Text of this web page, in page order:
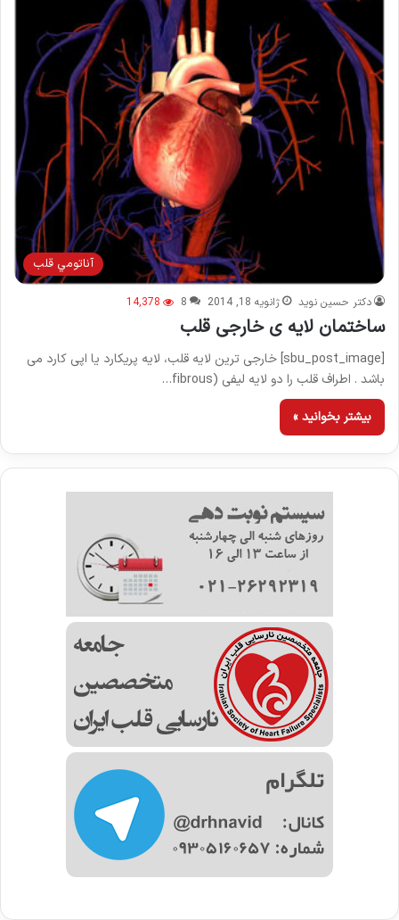
آناتومي قلب
دکتر حسین نوید ژانویه 18, 2014 8
14,378
ساختمان لایه ی خارجی قلب
[sbu_post_image] خارجی ترین لایه قلب، لایه پریکارد یا اپی کارد می
باشد . اطراف قلب را دو لایه لیفی (fibrous…
بیشتر بخوانید »